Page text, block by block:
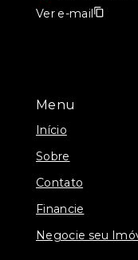
Menu
Início
Sobre
Contato
Financie
Negocie seu
Ver e-mail